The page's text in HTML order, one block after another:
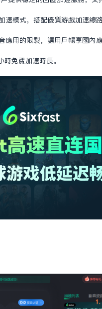
速模式，搭配优质游戏加速线
应用的限制，让用户畅享国内
免费加速时长。